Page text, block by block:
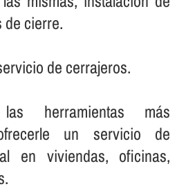
de cierre.
de cerrajeros.
herramientas más
un servicio de
en viviendas, oficinas,